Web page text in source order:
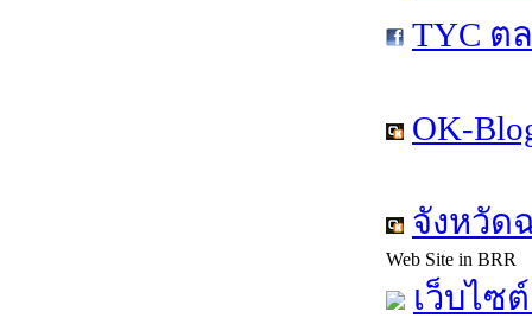
TYC ต
OK-
จังหวัด
Web Site in BRR
เว็บไซ